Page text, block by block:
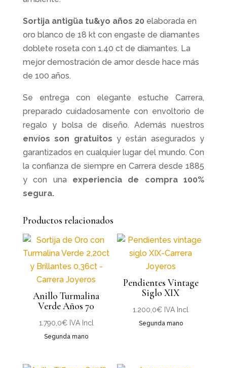
Sortija antigüa tu&yo años 20 elaborada en
oro blanco de 18 kt con engaste de diamantes
doblete roseta con 1.40 ct de diamantes. La
mejor demostración de amor desde hace más
de 100 años.
Se entrega con elegante estuche Carrera,
preparado cuidadosamente con envoltorio de
regalo y bolsa de diseño. Además nuestros
envíos son gratuitos y están asegurados y
garantizados en cualquier lugar del mundo. Con
la confianza de siempre en Carrera desde 1885
y con una experiencia de compra 100%
segura.
Productos relacionados
Anillo Turmalina
Verde Años 70
1.790,0€ IVA Incl
Segunda mano
Pendientes Vintage
Siglo XIX
1.200,0€ IVA Incl
Segunda mano